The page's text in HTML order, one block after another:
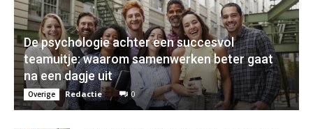
De psychologie achter een succesvol
teamuitje: waarom samenwerken beter gaat
na een dagje uit
Overige Redactie 0